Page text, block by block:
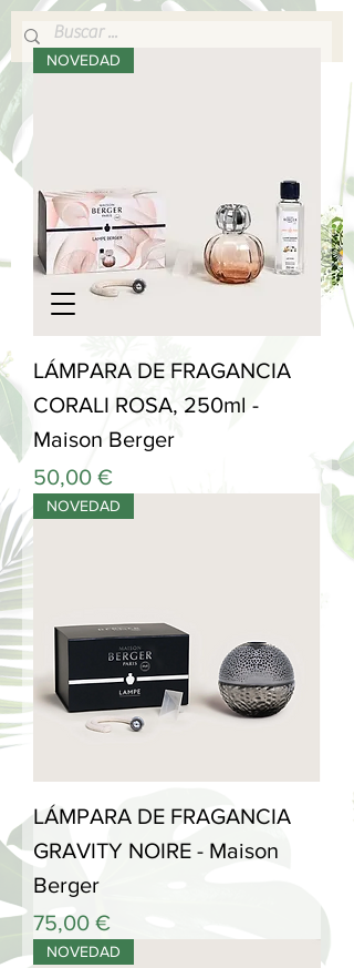
Portes pagados a partir de 80€
NOVEDAD
LÁMPARA DE FRAGANCIA
CORALI ROSA, 250ml -
Maison Berger
Precio
50,00 €
NOVEDAD
LÁMPARA DE FRAGANCIA
GRAVITY NOIRE - Maison
Berger
Precio
75,00 €
NOVEDAD